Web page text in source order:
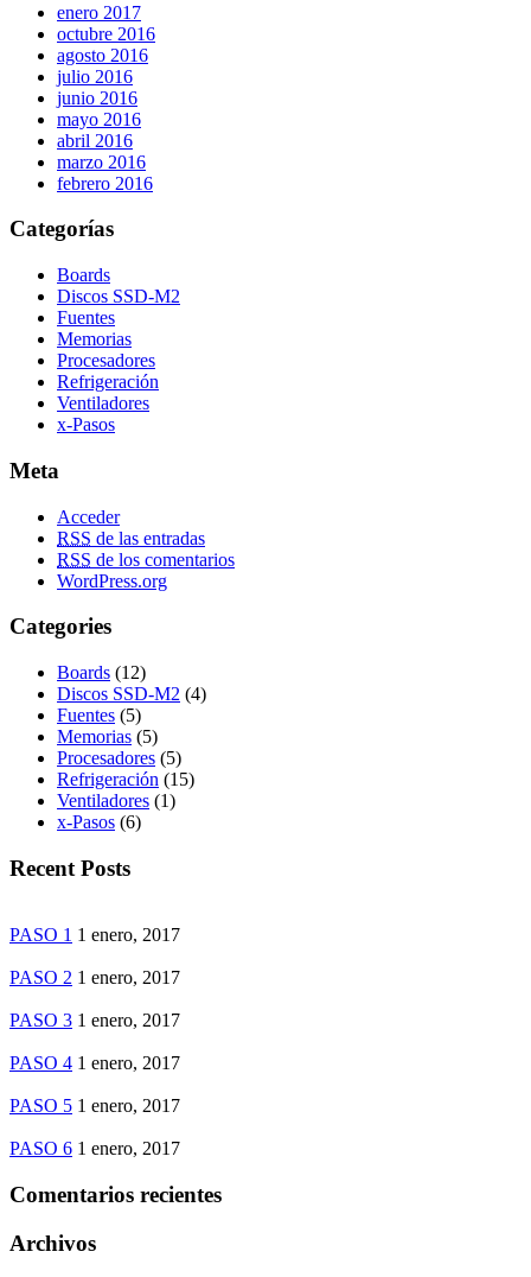
enero 2017
octubre 2016
agosto 2016
julio 2016
junio 2016
mayo 2016
abril 2016
marzo 2016
febrero 2016
Categorías
Boards
Discos SSD-M2
Fuentes
Memorias
Procesadores
Refrigeración
Ventiladores
x-Pasos
Meta
Acceder
RSS de las entradas
RSS de los comentarios
WordPress.org
Categories
Boards (12)
Discos SSD-M2 (4)
Fuentes (5)
Memorias (5)
Procesadores (5)
Refrigeración (15)
Ventiladores (1)
x-Pasos (6)
Recent Posts
PASO 1 1 enero, 2017
PASO 2 1 enero, 2017
PASO 3 1 enero, 2017
PASO 4 1 enero, 2017
PASO 5 1 enero, 2017
PASO 6 1 enero, 2017
Comentarios recientes
Archivos